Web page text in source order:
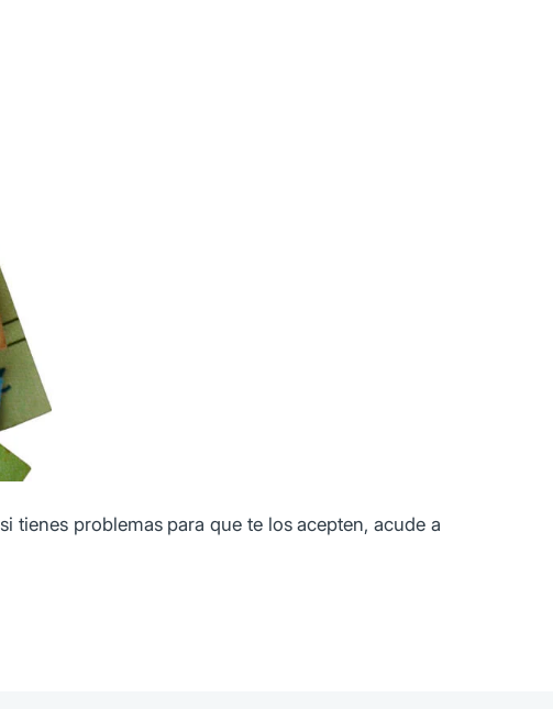
tienes problemas para que te los acepten, acude a